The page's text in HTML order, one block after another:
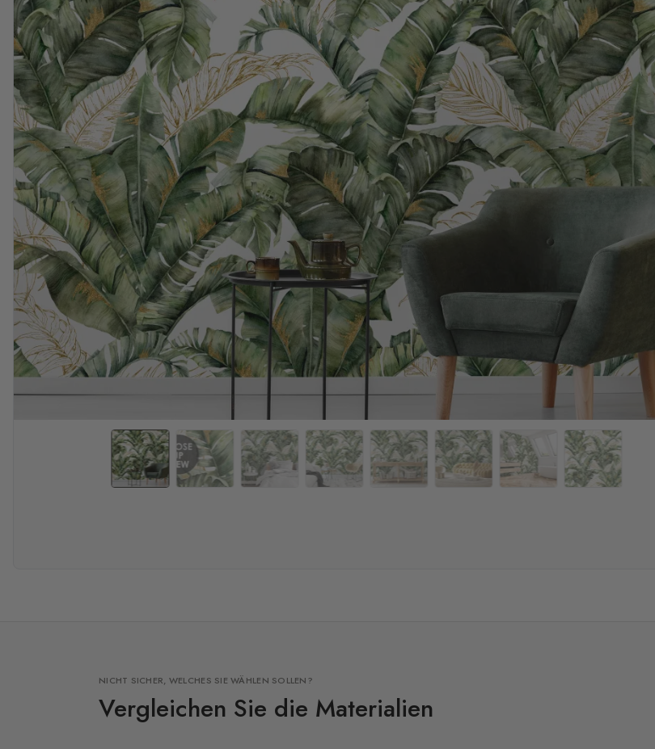
NICHT SICHER, WELCHES SIE WÄHLEN SOLLEN?
Vergleichen Sie die Materialien